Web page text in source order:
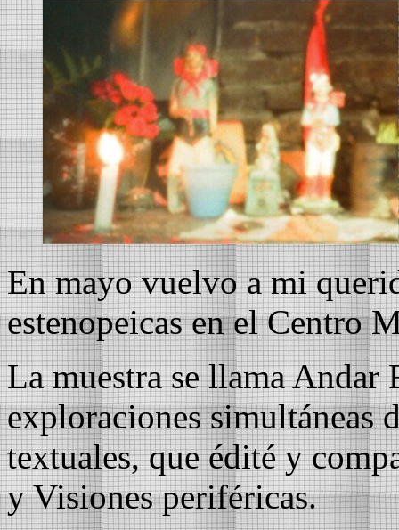
En mayo vuelvo a mi
estenopeicas en el Centro
La muestra se llama Andar
exploraciones simultáneas
textuales, que édité y
y Visiones periféricas.